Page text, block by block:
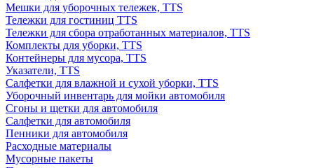
Мешки для уборочных тележек, TTS
Тележки для гостиниц TTS
Тележки для сбора отработанных материалов, TTS
Комплекты для уборки, TTS
Контейнеры для мусора, TTS
Указатели, TTS
Салфетки для влажной и сухой уборки, TTS
Уборочный инвентарь для мойки автомобиля
Сгоны и щетки для автомобиля
Салфетки для автомобиля
Пенники для автомобиля
Расходные материалы
Мусорные пакеты